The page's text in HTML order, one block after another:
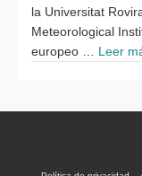
la Universitat
Meteorological
europeo … Leer